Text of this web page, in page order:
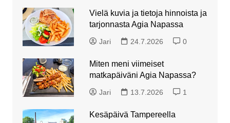
Vielä kuvia ja tietoja hinnoista ja
tarjonnasta Agia Napassa
Jari 24.7.2026 0
Miten meni viimeiset
matkapäiväni Agia Napassa?
Jari 13.7.2026 1
Kesäpäivä Tampereella